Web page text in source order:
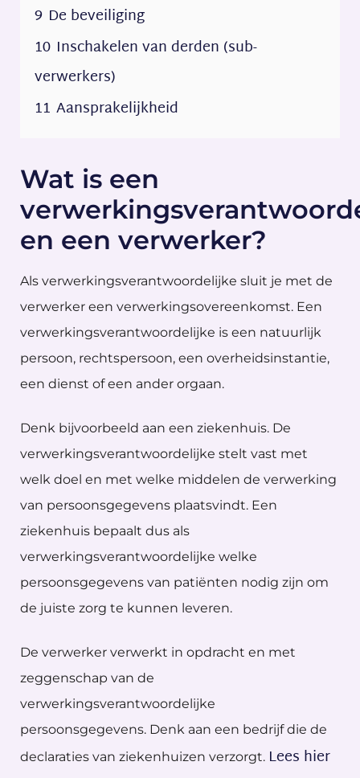
9 De beveiliging
10 Inschakelen van derden (sub-
verwerkers)
11 Aansprakelijkheid
Wat is een
en een verwerker?
Als verwerkingsverantwoordelijke sluit je met de
verwerker een verwerkingsovereenkomst. Een
verwerkingsverantwoordelijke is een natuurlijk
persoon, rechtspersoon, een overheidsinstantie,
een dienst of een ander orgaan.
Denk bijvoorbeeld aan een ziekenhuis. De
verwerkingsverantwoordelijke stelt vast met
welk doel en met welke middelen de verwerking
van persoonsgegevens plaatsvindt. Een
ziekenhuis bepaalt dus als
verwerkingsverantwoordelijke welke
persoonsgegevens van patiënten nodig zijn om
de juiste zorg te kunnen leveren.
De verwerker verwerkt in opdracht en met
zeggenschap van de
verwerkingsverantwoordelijke
persoonsgegevens. Denk aan een bedrijf die de
declaraties van ziekenhuizen verzorgt. Lees hier